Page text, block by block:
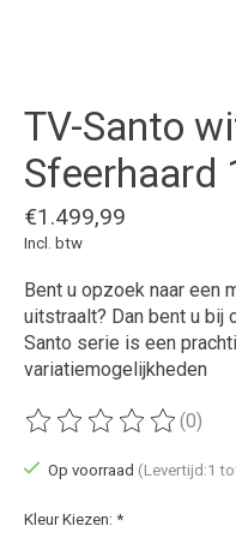
TV-Santo
Sfeerhaard
€1.499,99
Incl. btw
Bent u opzoek naar een
uitstraalt? Dan bent u bij
Santo serie is een
variatiemogelijkheden
De beoordeling van dit
(0)
Op voorraad (Levertijd:1
Kleur Kiezen: *